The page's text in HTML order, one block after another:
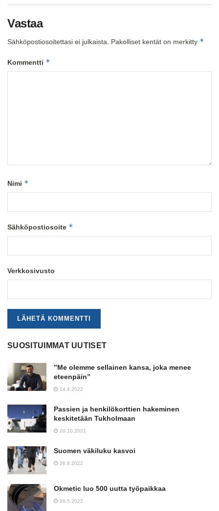
Vastaa
Sähköpostiosoitettasi ei julkaista. Pakolliset kentät on merkitty *
Kommentti *
Nimi *
Sähköpostiosoite *
Verkkosivusto
SUOSITUIMMAT UUTISET
”Me olemme sellainen kansa, joka menee
eteenpäin”
14.4.2022
Passien ja henkilökorttien hakeminen
keskitetään Tukholmaan
20.10.2021
Suomen väkiluku kasvoi
26.8.2022
Okmetic luo 500 uutta työpaikkaa
16.5.2022